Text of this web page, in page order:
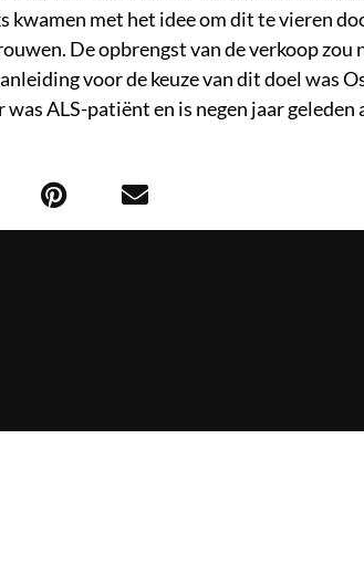
kwamen met het idee om dit te vieren
De opbrengst van de verkoop zou
voor de keuze van dit doel was
ALS-patiënt en is negen jaar geleden